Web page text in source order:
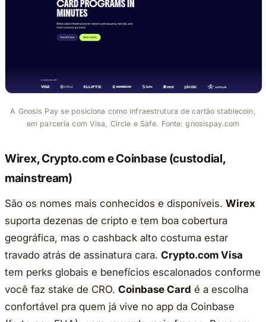
A Gnosis Pay se posiciona como infraestrutura de cartão stablecoin,
em parceria com Visa, Circle e Safe. Fonte: gnosispay.com
Wirex, Crypto.com e Coinbase (custodial,
mainstream)
São os nomes mais conhecidos e disponíveis. Wirex
suporta dezenas de cripto e tem boa cobertura
geográfica, mas o cashback alto costuma estar
travado atrás de assinatura cara. Crypto.com Visa
tem perks globais e benefícios escalonados conforme
você faz stake de CRO. Coinbase Card é a escolha
confortável pra quem já vive no app da Coinbase